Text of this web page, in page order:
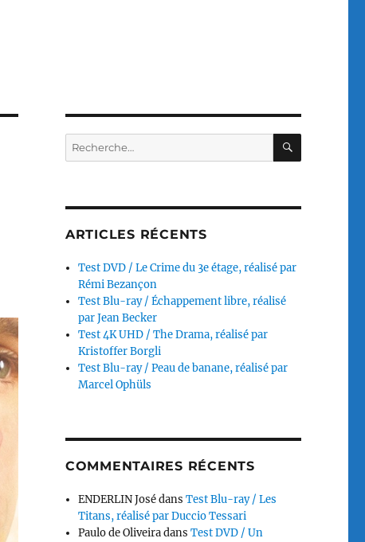
Recherche
pour :
ARTICLES RÉCENTS
Test DVD / Le Crime du 3e étage, réalisé par
Rémi Bezançon
Test Blu-ray / Échappement libre, réalisé
par Jean Becker
Test 4K UHD / The Drama, réalisé par
Kristoffer Borgli
Test Blu-ray / Peau de banane, réalisé par
Marcel Ophüls
COMMENTAIRES RÉCENTS
ENDERLIN JosédansTest Blu-ray / Les
Titans, réalisé par Duccio Tessari
Paulo de OliveiradansTest DVD / Un